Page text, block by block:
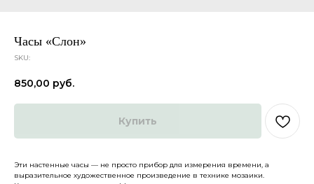
Часы «Слон»
SKU:
850,00 руб.
Купить
Эти настенные часы — не просто прибор для измерения времени, а
выразительное художественное произведение в технике мозаики.